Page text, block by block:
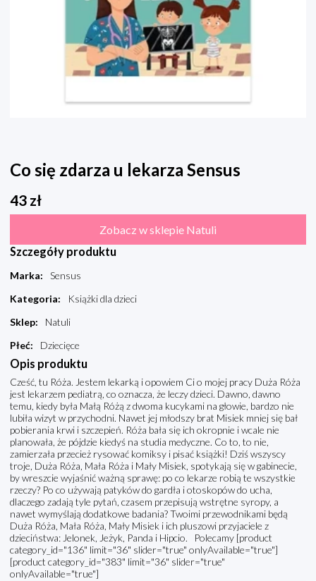
Co się zdarza u lekarza Sensus
43 zł
Zobacz w sklepie Natuli
Szczegóły produktu
Marka:
Sensus
Kategoria:
Książki dla dzieci
Sklep:
Natuli
Płeć: Dziecięce
Opis produktu
Cześć, tu Róża. Jestem lekarką i opowiem Ci o mojej pracy Duża Róża
jest lekarzem pediatrą, co oznacza, że leczy dzieci. Dawno, dawno
temu, kiedy była Małą Różą z dwoma kucykami na głowie, bardzo nie
lubiła wizyt w przychodni. Nawet jej młodszy brat Misiek mniej się bał
pobierania krwi i szczepień. Róża bała się ich okropnie i wcale nie
planowała, że pójdzie kiedyś na studia medyczne. Co to, to nie,
zamierzała przecież rysować komiksy i pisać książki! Dziś wszyscy
troje, Duża Róża, Mała Róża i Mały Misiek, spotykają się w gabinecie,
by wreszcie wyjaśnić ważną sprawę: po co lekarze robią te wszystkie
rzeczy? Po co używają patyków do gardła i otoskopów do ucha,
dlaczego zadają tyle pytań, czasem przepisują wstrętne syropy, a
nawet wymyślają dodatkowe badania? Twoimi przewodnikami będą
Duża Róża, Mała Róża, Mały Misiek i ich pluszowi przyjaciele z
dzieciństwa: Jelonek, Jeżyk, Panda i Hipcio. Polecamy [product
category_id="136" limit="36" slider="true" onlyAvailable="true"]
[product category_id="383" limit="36" slider="true"
onlyAvailable="true"]